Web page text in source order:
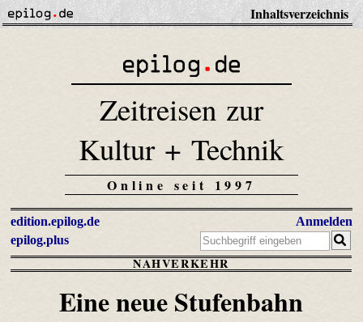
Inhaltsverzeichnis
Zeitreisen zur
Kultur + Technik
Online seit 1997
edition.epilog.de
epilog.plus
Anmelden
NAHVERKEHR
Eine neue Stufenbahn